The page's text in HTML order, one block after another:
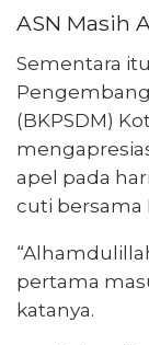
ASN Masih
Sementara
(BKPSDM)
apel pada
cuti bersama
pertama
katanya.